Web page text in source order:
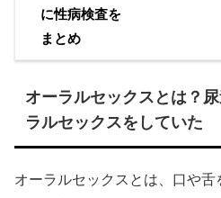
に性病検査を
まとめ
オーラルセックスとは？
ラルセックスをしていた
オーラルセックスとは、口や